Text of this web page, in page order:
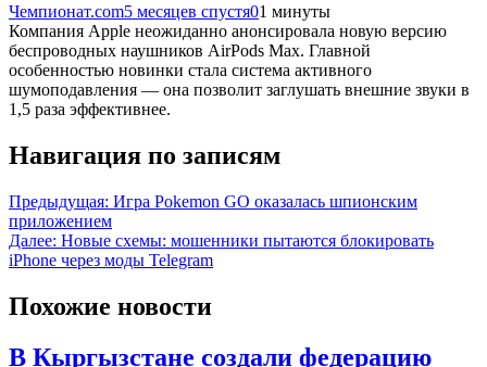
Чемпионат.com5 месяцев спустя01 минуты
Компания Apple неожиданно анонсировала новую версию
беспроводных наушников AirPods Max. Главной
особенностью новинки стала система активного
шумоподавления — она позволит заглушать внешние звуки в
1,5 раза эффективнее.
Навигация по записям
Предыдущая: Игра Pokemon GO оказалась шпионским
приложением
Далее: Новые схемы: мошенники пытаются блокировать
iPhone через моды Telegram
Похожие новости
В Кыргызстане создали федерацию